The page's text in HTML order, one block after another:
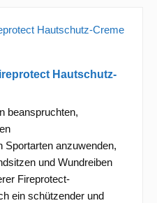
Hautschutz-
beanspruchten,
Sportarten anzuwenden,
und Wundreiben
Fireprotect-
ein schützender und